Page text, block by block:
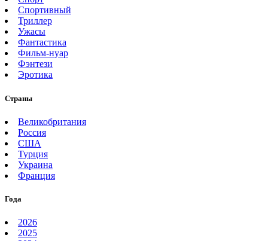
Спортивный
Триллер
Ужасы
Фантастика
Фильм-нуар
Фэнтези
Эротика
Страны
Великобритания
Россия
США
Турция
Украина
Франция
Года
2026
2025